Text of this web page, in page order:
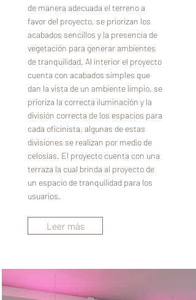
de manera adecuada el terreno a
favor del proyecto, se priorizan los
acabados sencillos y la presencia de
vegetación para generar ambientes
de tranquilidad. Al interior el proyecto
cuenta con acabados simples que
dan la vista de un ambiente limpio, se
prioriza la correcta iluminación y la
división correcta de los espacios para
cada oficinista, algunas de estas
divisiones se realizan por medio de
celosías. El proyecto cuenta con una
terraza la cual brinda al proyecto de
un espacio de tranquilidad para los
usuarios.
Leer más